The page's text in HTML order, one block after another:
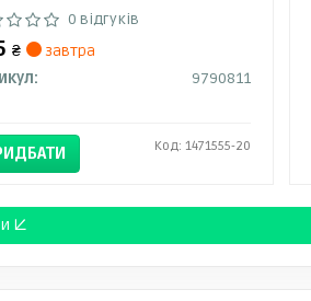
0 відгуків
₴
завтра
9790811
Код: 1471555-20
↓